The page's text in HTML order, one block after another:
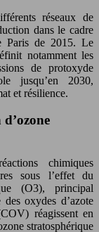
réseaux de
dans le cadre
Paris de 2015. Le
notamment les
de protoxyde
jusqu’en 2030,
et résilience.
chimiques
sous l’effet du
(O3), principal
oxydes d’azote
réagissent en
stratosphérique